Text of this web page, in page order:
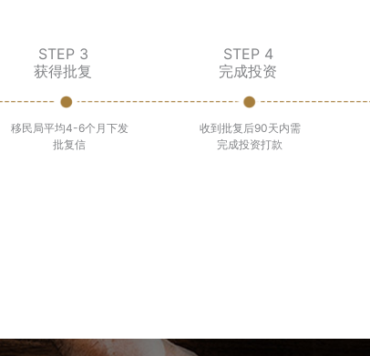
STEP 3
获得批复
STEP 4
完成投资
移民局平均4-6个月下发
批复信
收到批复后90天内需
完成投资打款